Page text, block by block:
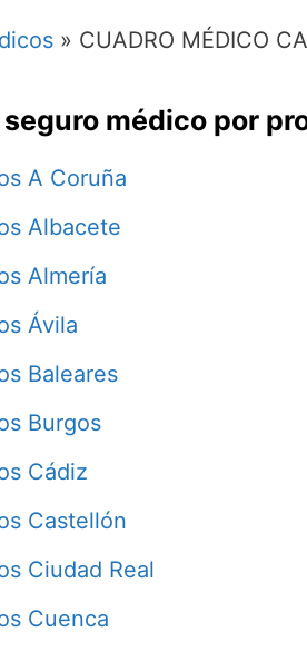
» CUADRO MÉDICO
médico por
A Coruña
Albacete
Almería
Ávila
Baleares
Burgos
Cádiz
Castellón
Ciudad Real
Cuenca